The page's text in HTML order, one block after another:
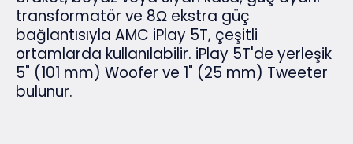
transformatör ve 8Ω ekstra güç
bağlantısıyla AMC iPlay 5T, çeşitli
ortamlarda kullanılabilir. iPlay 5T'de yerleşik
5" (101 mm) Woofer ve 1" (25 mm) Tweeter
bulunur.